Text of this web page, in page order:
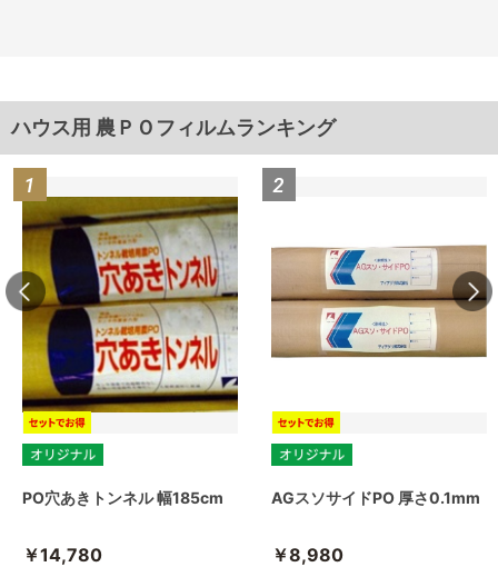
ハウス用 農ＰＯフィルムランキング
PO穴あきトンネル 幅185cm
￥14,780
AGスソサイドPO 厚さ0.1mm
￥8,980